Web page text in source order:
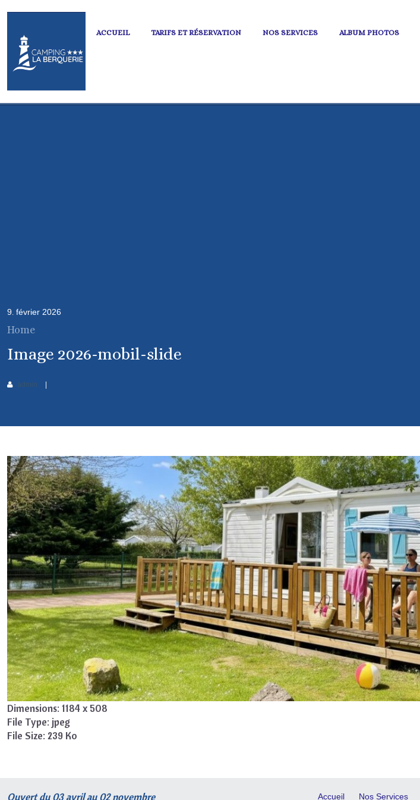
ACCUEIL TARIFS ET RÉSERVATION NOS SERVICES ALBUM PHOTOS
9. février 2026
Home
Image 2026-mobil-slide
admin
Dimensions: 1184 x 508
File Type: jpeg
File Size: 239 Ko
Accueil Nos Services
Ouvert du 03 avril au 02 novembre